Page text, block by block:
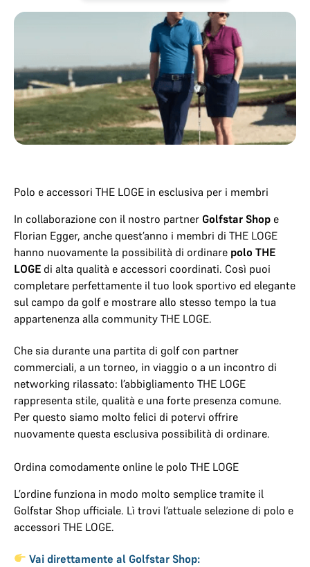
Polo e accessori THE LOGE in esclusiva per i membri
In collaborazione con il nostro partner Golfstar Shop e
Florian Egger, anche quest’anno i membri di THE LOGE
hanno nuovamente la possibilità di ordinare polo THE
LOGE di alta qualità e accessori coordinati. Così puoi
completare perfettamente il tuo look sportivo ed elegante
sul campo da golf e mostrare allo stesso tempo la tua
appartenenza alla community THE LOGE.
Che sia durante una partita di golf con partner
commerciali, a un torneo, in viaggio o a un incontro di
networking rilassato: l’abbigliamento THE LOGE
rappresenta stile, qualità e una forte presenza comune.
Per questo siamo molto felici di potervi offrire
nuovamente questa esclusiva possibilità di ordinare.
Ordina comodamente online le polo THE LOGE
L’ordine funziona in modo molto semplice tramite il
Golfstar Shop ufficiale. Lì trovi l’attuale selezione di polo e
accessori THE LOGE.
Vai direttamente al Golfstar Shop: